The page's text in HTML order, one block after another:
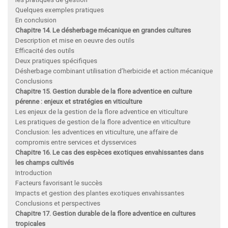
Quelques exemples pratiques
En conclusion
Chapitre 14. Le désherbage mécanique en grandes cultures
Description et mise en oeuvre des outils
Efficacité des outils
Deux pratiques spécifiques
Désherbage combinant utilisation d’herbicide et action mécanique
Conclusions
Chapitre 15. Gestion durable de la flore adventice en culture
pérenne : enjeux et stratégies en viticulture
Les enjeux de la gestion de la flore adventice en viticulture
Les pratiques de gestion de la flore adventice en viticulture
Conclusion: les adventices en viticulture, une affaire de
compromis entre services et dysservices
Chapitre 16. Le cas des espèces exotiques envahissantes dans
les champs cultivés
Introduction
Facteurs favorisant le succès
Impacts et gestion des plantes exotiques envahissantes
Conclusions et perspectives
Chapitre 17. Gestion durable de la flore adventice en cultures
tropicales